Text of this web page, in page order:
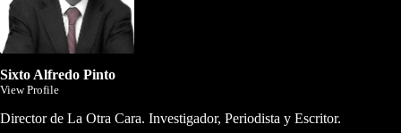
Sixto Alfredo Pinto
View Profile
Director de La Otra Cara. Investigador, Periodista y Escritor.